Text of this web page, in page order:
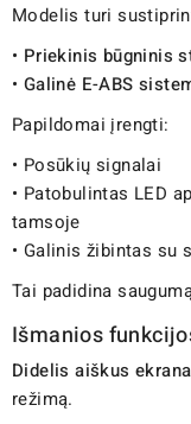
Modelis turi
• Priekinis būgninis
• Galinė E-ABS
Papildomai įrengti:
• Posūkių signalai
• Patobulintas LED
tamsoje
• Galinis žibintas su
Tai padidina
Išmanios
Didelis aiškus
režimą.